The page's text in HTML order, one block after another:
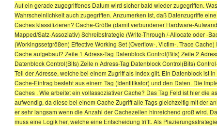
Auf ein gerade zugegriffenes Datum wird sicher bald wieder zugegriffen.
Wahrscheinlichkeit auch zugegriffen. Anzumerken ist, daß Datenzugriffe
Caches klassifizieren? Cache-Größe (damit verbundener Hardware-
Mapped/Satz-Assoziativ) Schreibstrategie (Write-Through /-Allocate oder -
(Workingssetgrößen) Effective Working Set (Overflow-, Victim-, Trace
Cache aufgebaut? Zeile 1 Adress-Tag Datenblock Control(Bits) Zeile 2
Datenblock Control(Bits) Zeile n Adress-Tag Datenblock Control(Bits)
Teil der Adresse, welche bei einem Zugriff als Index gilt. Ein Datenblock ist
Cache-Eintrag besteht aus einem Tag (Identifikator) und den Daten. Die
Caches . Wie arbeitet ein vollassoziativer Cache? Das Tag Feld ist hier die
aufwendig, da diese bei einem Cache Zugriff alle Tags gleichzeitig mit der
er sehr langsam wenn die Anzahl der Cachezeilen hinreichend groß wird.
muss eine Logik her, welche eine Entscheidung trifft. Als